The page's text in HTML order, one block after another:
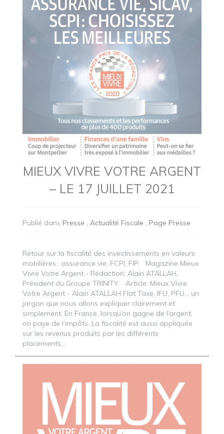
MIEUX VIVRE VOTRE ARGENT
– LE 17 JUILLET 2021
Publié dans Presse Actualité Fiscale Page Presse
Retour sur la fiscalité des investissements en valeurs
mobilières : assurance vie, FCPI, FIP. Magazine Mieux
Vivre Votre Argent - Rédaction: Alain ATALLAH,
Président du Groupe TRINITY. Article: Mieux Vivre
Votre Argent - Alain ATALLAH Flat Taxe, IFU, PFU… un
jargon que nous allons expliquer clairement et
simplement. En France, lorsqu’on gagne de l’argent,
on paye de l’impôts. La fiscalité est aussi appliquée
sur les revenus produits par les différents
placements,...